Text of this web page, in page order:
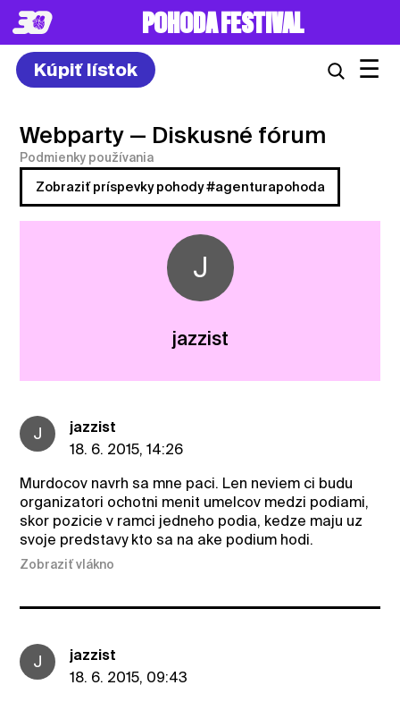
POHODA FESTIVAL
Kúpiť lístok ☰
Webparty — Diskusné fórum
Podmienky používania
Zobraziť príspevky pohody #agenturapohoda
J
jazzist
J
jazzist
18. 6. 2015, 14:26
Murdocov navrh sa mne paci. Len neviem ci budu
organizatori ochotni menit umelcov medzi podiami,
skor pozicie v ramci jedneho podia, kedze maju uz
svoje predstavy kto sa na ake podium hodi.
Zobraziť vlákno
J
jazzist
18. 6. 2015, 09:43